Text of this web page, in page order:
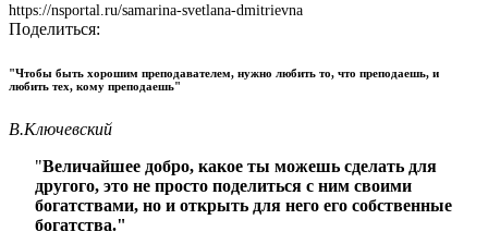
https://nsportal.ru/samarina-svetlana-dmitrievna
Поделиться:
"Чтобы быть хорошим преподавателем, нужно любить то, что преподаешь, и
любить тех, кому преподаешь"
В.Ключевский
"Величайшее добро, какое ты можешь сделать для
другого, это не просто поделиться с ним своими
богатствами, но и открыть для него его собственные
богатства."